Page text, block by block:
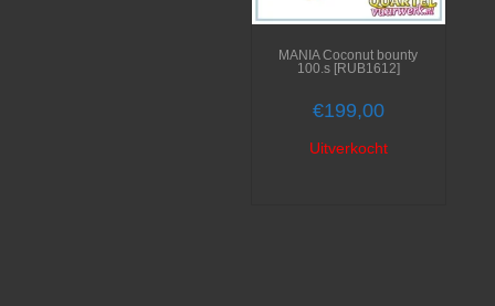
MANIA Coconut bounty
100.s [RUB1612]
€199,00
Uitverkocht